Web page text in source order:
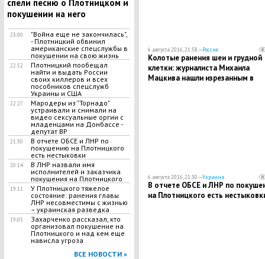
спели песню о Плотницком и
покушении на него
23:00
"Война еще не закончилась",
- Плотницкий обвинил
американские спецслужбы в
покушении на свою жизнь
22:52
Плотницкий пообещал
найти и выдать России
своих киллеров и всех
пособников спецслужб
Украины и США
22:27
Мародеры из "Торнадо"
устраивали и снимали на
видео сексуальные оргии с
младенцами на Донбассе -
депутат ВР
21:30
В отчете ОБСЕ и ЛНР по
покушению на Плотницкого
есть нестыковки
20:14
В ЛНР назвали имя
исполнителей и заказчика
покушения на Плотницкого
19:11
У Плотницкого тяжелое
состояние: ранения главы
ЛНР несовместимы с жизнью
– украинская разведка
19:05
Захарченко рассказал, кто
организовал покушение на
Плотницкого и над кем еще
нависла угроза
ВСЕ НОВОСТИ »
6 августа 2016, 21:58 —Россия
Колотые ранения шеи и грудной
клетки: журналиста Михаила
Мацкива нашли изрезанным в
6 августа 2016, 21:30 —Украина
В отчете ОБСЕ и ЛНР по
на Плотницкого есть